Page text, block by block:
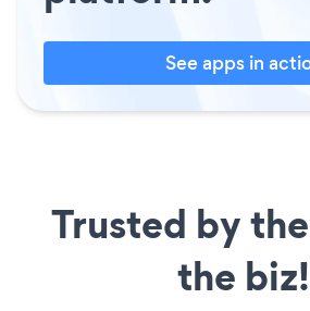
See apps in
Trusted by
the biz!